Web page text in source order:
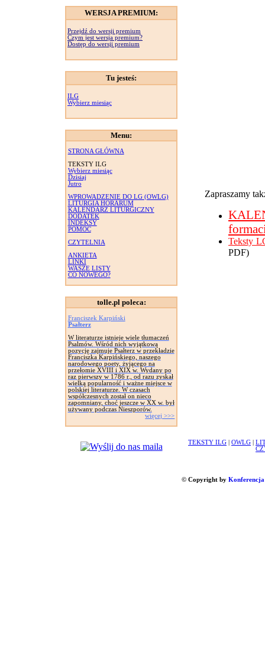
WERSJA PREMIUM:
Przejdź do wersji premium
Czym jest wersja premium?
Dostęp do wersji premium
Tu jesteś:
ILG
Wybierz miesiąc
Menu:
STRONA GŁÓWNA
TEKSTY ILG
Wybierz miesiąc
Dzisiaj
Jutro
WPROWADZENIE DO LG (OWLG)
LITURGIA HORARUM
KALENDARZ LITURGICZNY
DODATEK
INDEKSY
POMOC
CZYTELNIA
ANKIETA
LINKI
WASZE LISTY
CO NOWEGO?
tolle.pl poleca:
Franciszek Karpiński
Psałterz
W literaturze istnieje wiele tłumaczeń
Psalmów. Wśród nich wyjątkową
pozycję zajmuje Psałterz w przekładzie
Franciszka Karpińskiego, naszego
narodowego poety, żyjącego na
przełomie XVIII i XIX w. Wydany po
raz pierwszy w 1786 r., od razu zyskał
wielką popularność i ważne miejsce w
polskiej literaturze. W czasach
współczesnych został on nieco
zapomniany, choć jeszcze w XX w. był
używany podczas Nieszporów.
więcej >>>
Zapraszamy
Teksty
PDF)
TEKSTY ILG OWLG
© Copyright by Konferencja